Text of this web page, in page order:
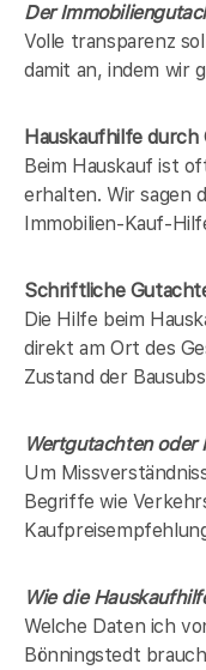
Der
Volle transparenz
damit an, indem wir
Hauskaufhilfe
Beim Hauskauf ist
erhalten. Wir sagen
Immobilien-Kauf-
Schriftliche
Die Hilfe beim
direkt am Ort des
Zustand der
Wertgutachten oder
Um
Begriffe wie
Wie die
Welche Daten ich
Bönningstedt